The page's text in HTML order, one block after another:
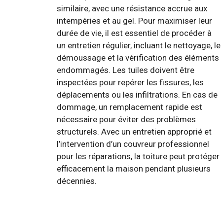
similaire, avec une résistance accrue aux
intempéries et au gel. Pour maximiser leur
durée de vie, il est essentiel de procéder à
un entretien régulier, incluant le nettoyage, le
démoussage et la vérification des éléments
endommagés. Les tuiles doivent être
inspectées pour repérer les fissures, les
déplacements ou les infiltrations. En cas de
dommage, un remplacement rapide est
nécessaire pour éviter des problèmes
structurels. Avec un entretien approprié et
l’intervention d’un couvreur professionnel
pour les réparations, la toiture peut protéger
efficacement la maison pendant plusieurs
décennies.